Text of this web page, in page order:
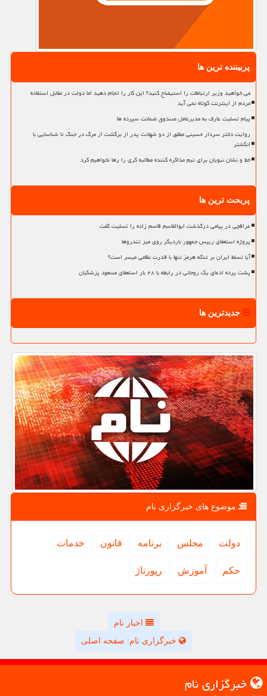
پربیننده ترین ها
می خواهید وزیر ارتباطات را استیضاح کنید؟ این کار را انجام دهید اما دولت در مقابل استفاده
مردم از اینترنت کوتاه نمی آید
پیام تسلیت عارف به مدیرعامل صندوق ضمانت سپرده ها
روایت دختر سردار حسینی مطلق از دو شهادت پدر از برگشت از مرگ در جنگ تا شناسایی با
انگشتر
خط و نشان نبویان برای تیم مذاکره کننده مطالبه گری را رها نخواهیم کرد
پربحث ترین ها
عراقچی در پیامی درگذشت ابوالقاسم قاسم زاده را تسلیت گفت
پروژه استعفای رییس جمهور باردیگر روی میز تندروها
آیا تسلط ایران بر تنگه هرمز تنها با قدرت نظامی میسر است؟
پشت پرده ادعای یک روحانی در رابطه با ۲۸ بار استعفای مسعود پزشکیان
جدیدترین ها
موضوع های خبرگزاری نام
دولت مجلس برنامه قانون خدمات
حكم آموزش رپورتاژ
اخبار نام
خبرگزاری نام: صفحه اصلی
خبرگزاری نام